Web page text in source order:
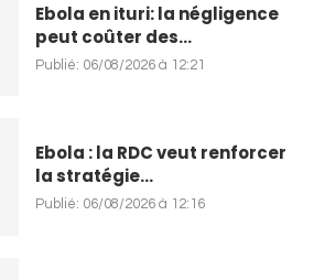
Ebola en ituri: la négligence
peut coûter des...
Publié: 06/08/2026 à 12:21
Ebola : la RDC veut renforcer
la stratégie...
Publié: 06/08/2026 à 12:16